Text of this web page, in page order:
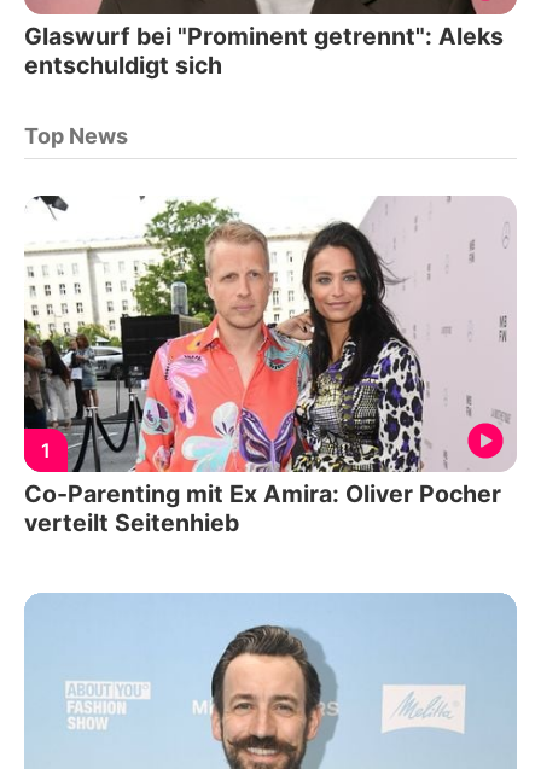
Glaswurf bei "Prominent getrennt": Aleks
entschuldigt sich
Top News
1
Co-Parenting mit Ex Amira: Oliver Pocher
verteilt Seitenhieb